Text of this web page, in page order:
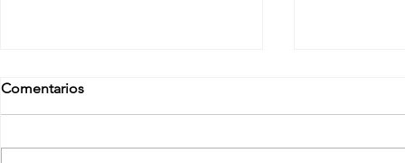
Comentarios